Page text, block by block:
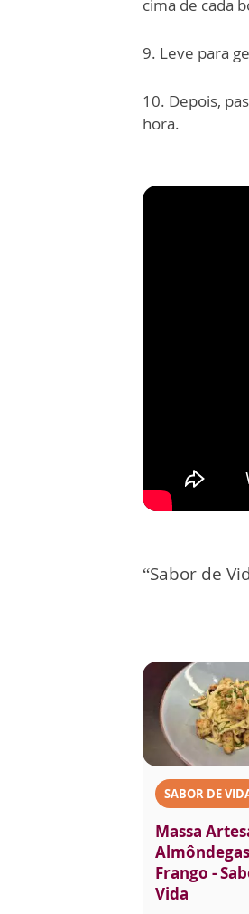
cima de cada
9. Leve para
10. Depois,
hora.
“Sabor de
SABOR DE
Massa
Frango -
Vida